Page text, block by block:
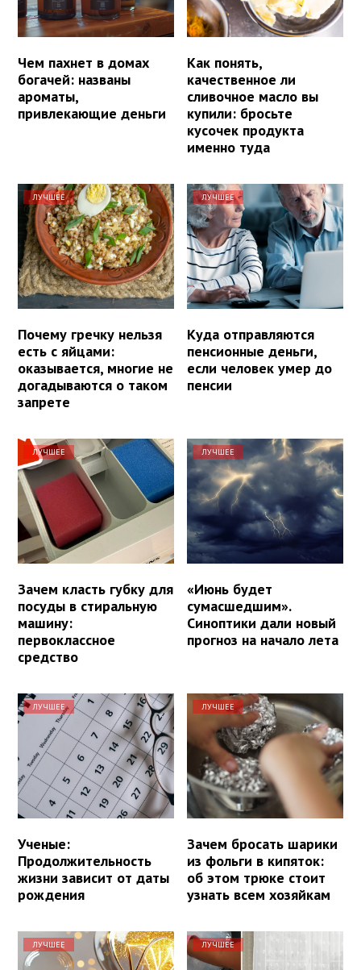
Чем пахнет в домах
богачей: названы
ароматы,
привлекающие деньги
Как понять,
качественное ли
сливочное масло вы
купили: бросьте
кусочек продукта
именно туда
ЛУЧШЕЕ
Почему гречку нельзя
есть с яйцами:
оказывается, многие не
догадываются о таком
запрете
ЛУЧШЕЕ
Куда отправляются
пенсионные деньги,
если человек умер до
пенсии
ЛУЧШЕЕ
Зачем класть губку для
посуды в стиральную
машину:
первоклассное
средство
ЛУЧШЕЕ
«Июнь будет
сумасшедшим».
Синоптики дали новый
прогноз на начало лета
ЛУЧШЕЕ
Ученые:
Продолжительность
жизни зависит от даты
рождения
ЛУЧШЕЕ
Зачем бросать шарики
из фольги в кипяток:
об этом трюке стоит
узнать всем хозяйкам
ЛУЧШЕЕ ЛУЧШЕЕ